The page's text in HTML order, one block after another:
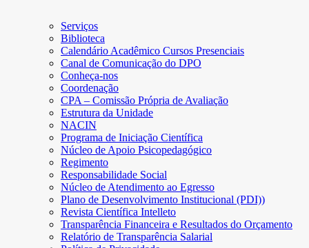
Serviços
Biblioteca
Calendário Acadêmico Cursos Presenciais
Canal de Comunicação do DPO
Conheça-nos
Coordenação
CPA – Comissão Própria de Avaliação
Estrutura da Unidade
NACIN
Programa de Iniciação Científica
Núcleo de Apoio Psicopedagógico
Regimento
Responsabilidade Social
Núcleo de Atendimento ao Egresso
Plano de Desenvolvimento Institucional (PDI))
Revista Científica Intelleto
Transparência Financeira e Resultados do Orçamento
Relatório de Transparência Salarial